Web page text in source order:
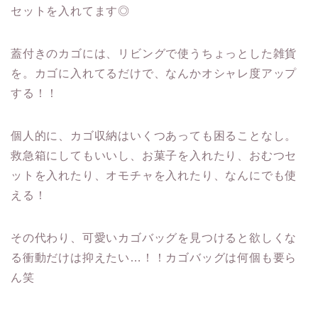
セットを入れてます◎
蓋付きのカゴには、リビングで使うちょっとした雑貨
を。カゴに入れてるだけで、なんかオシャレ度アップ
する！！
個人的に、カゴ収納はいくつあっても困ることなし。
救急箱にしてもいいし、お菓子を入れたり、おむつセ
ットを入れたり、オモチャを入れたり、なんにでも使
える！
その代わり、可愛いカゴバッグを見つけると欲しくな
る衝動だけは抑えたい…！！カゴバッグは何個も要ら
ん笑